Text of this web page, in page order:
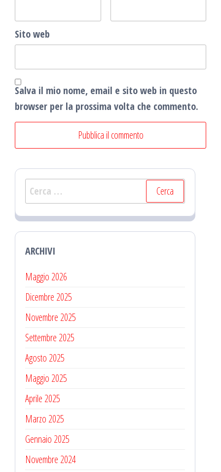
Sito web
Salva il mio nome, email e sito web in questo
browser per la prossima volta che commento.
Ricerca
per:
ARCHIVI
Maggio 2026
Dicembre 2025
Novembre 2025
Settembre 2025
Agosto 2025
Maggio 2025
Aprile 2025
Marzo 2025
Gennaio 2025
Novembre 2024